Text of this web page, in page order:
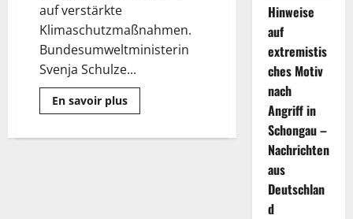
auf verstärkte
Klimaschutzmaßnahmen.
Bundesumweltministerin
Svenja Schulze...
En savoir plusMehr
Informationen
zeigt
Hinweise
auf
extremistis
ches Motiv
nach
Angriff in
Schongau –
Nachrichten
aus
Deutschlan
d